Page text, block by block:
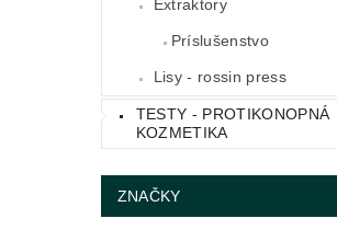
Extraktory
Príslušenstvo
Lisy - rossin press
TESTY - PROTIKONOPNÁ
KOZMETIKA
ZNAČKY